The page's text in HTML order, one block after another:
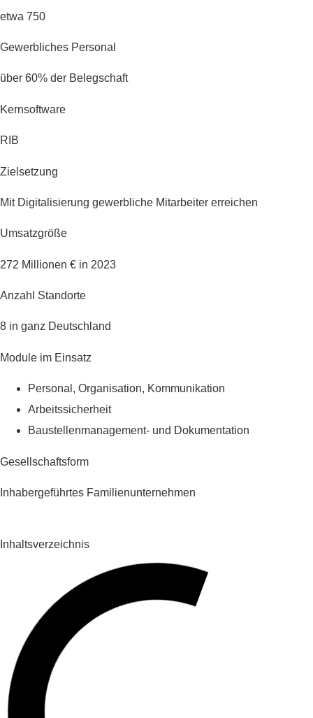
etwa 750
Gewerbliches Personal
über 60% der Belegschaft
Kernsoftware
RIB
Zielsetzung
Mit Digitalisierung gewerbliche Mitarbeiter erreichen
Umsatzgröße
272 Millionen € in 2023
Anzahl Standorte
8 in ganz Deutschland
Module im Einsatz
Personal, Organisation, Kommunikation
Arbeitssicherheit
Baustellenmanagement- und Dokumentation
Gesellschaftsform
Inhabergeführtes Familienunternehmen
Inhaltsverzeichnis